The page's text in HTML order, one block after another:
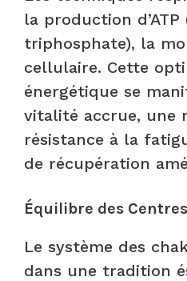
la production d’ATP
triphosphate), la
cellulaire. Cette
énergétique se
vitalité accrue, une
résistance à la
de récupération
Équilibre des
Le système des
dans une tradition